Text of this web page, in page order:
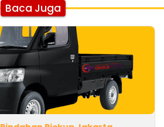
Baca Juga